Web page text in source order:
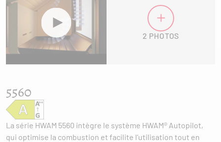
2 PHOTOS
5560
La série HWAM 5560 intègre le système HWAM® Autopilot,
qui optimise la combustion et facilite l’utilisation tout en